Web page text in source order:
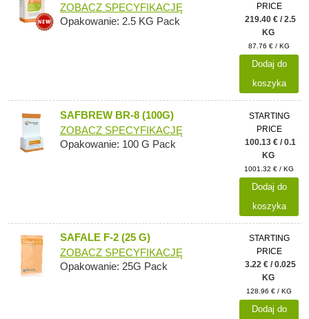
ZOBACZ SPECYFIKACJĘ
Opakowanie: 2.5 KG Pack
PRICE
219.40 € / 2.5
KG
87.76 € / KG
Dodaj do
koszyka
SAFBREW BR-8 (100G)
ZOBACZ SPECYFIKACJĘ
Opakowanie: 100 G Pack
STARTING
PRICE
100.13 € / 0.1
KG
1001.32 € / KG
Dodaj do
koszyka
SAFALE F-2 (25 G)
ZOBACZ SPECYFIKACJĘ
Opakowanie: 25G Pack
STARTING
PRICE
3.22 € / 0.025
KG
128.96 € / KG
Dodaj do